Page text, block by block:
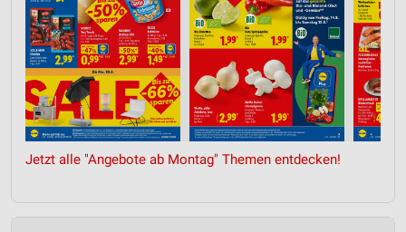
Jetzt alle "Angebote ab Montag" Themen entdecken!